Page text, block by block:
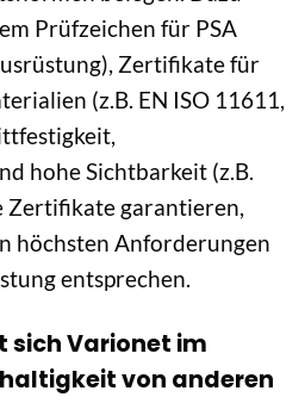
Prüfzeichen für PSA
Zertifikate für
(z.B. EN ISO 11611,
hohe Sichtbarkeit (z.B.
Zertifikate garantieren,
höchsten Anforderungen
entsprechen.
sich Varionet im
von anderen